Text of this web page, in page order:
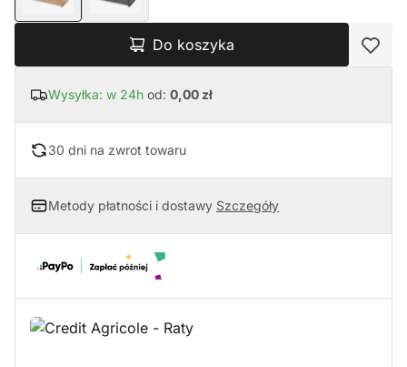
Do koszyka
Wysyłka: w 24h od: 0,00 zł
30 dni na zwrot towaru
Metody płatności i dostawy Szczegóły